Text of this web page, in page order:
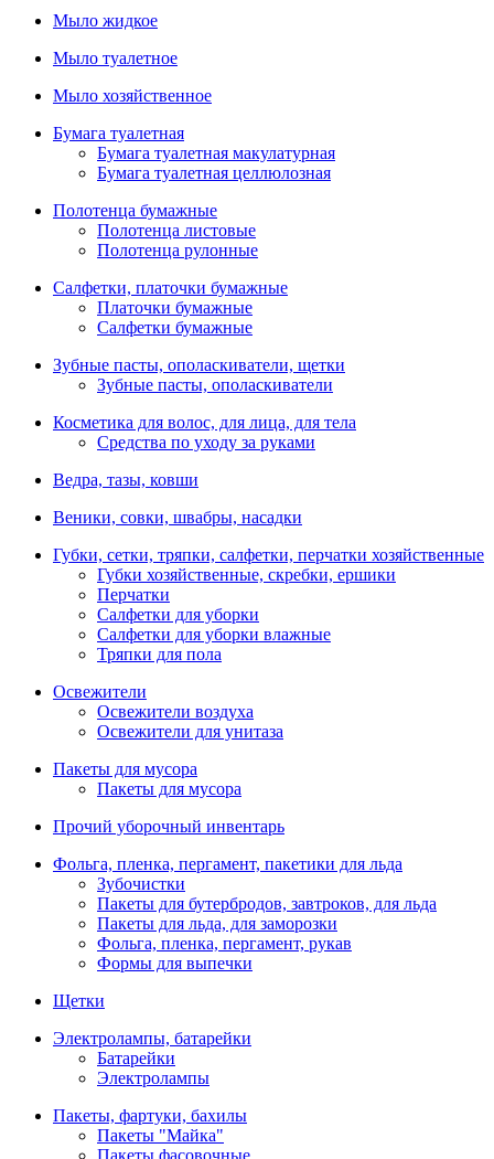
Мыло жидкое
Мыло туалетное
Мыло хозяйственное
Бумага туалетная
Бумага туалетная макулатурная
Бумага туалетная целлюлозная
Полотенца бумажные
Полотенца листовые
Полотенца рулонные
Салфетки, платочки бумажные
Платочки бумажные
Салфетки бумажные
Зубные пасты, ополаскиватели, щетки
Зубные пасты, ополаскиватели
Косметика для волос, для лица, для тела
Средства по уходу за руками
Ведра, тазы, ковши
Веники, совки, швабры, насадки
Губки, сетки, тряпки, салфетки, перчатки хозяйственные
Губки хозяйственные, скребки, ершики
Перчатки
Салфетки для уборки
Салфетки для уборки влажные
Тряпки для пола
Освежители
Освежители воздуха
Освежители для унитаза
Пакеты для мусора
Пакеты для мусора
Прочий уборочный инвентарь
Фольга, пленка, пергамент, пакетики для льда
Зубочистки
Пакеты для бутербродов, завтроков, для льда
Пакеты для льда, для заморозки
Фольга, пленка, пергамент, рукав
Формы для выпечки
Щетки
Электролампы, батарейки
Батарейки
Электролампы
Пакеты, фартуки, бахилы
Пакеты "Майка"
Пакеты фасовочные